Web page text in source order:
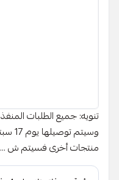
تنويه: جميع الطلبات
منتجات أخرى فسيتم ش ...